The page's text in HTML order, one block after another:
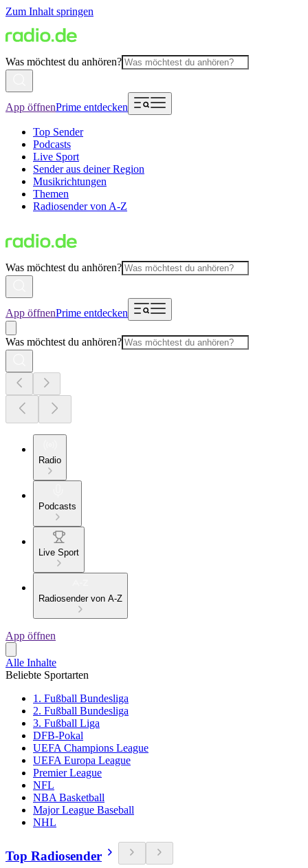
Zum Inhalt springen
Was möchtest du anhören?
App öffnenPrime entdecken
Top Sender
Podcasts
Live Sport
Sender aus deiner Region
Musikrichtungen
Themen
Radiosender von A-Z
Was möchtest du anhören?
App öffnenPrime entdecken
Was möchtest du anhören?
Radio
Podcasts
Live Sport
Radiosender von A-Z
App öffnen
Alle Inhalte
Beliebte Sportarten
1. Fußball Bundesliga
2. Fußball Bundesliga
3. Fußball Liga
DFB-Pokal
UEFA Champions League
UEFA Europa League
Premier League
NFL
NBA Basketball
Major League Baseball
NHL
Top Radiosender